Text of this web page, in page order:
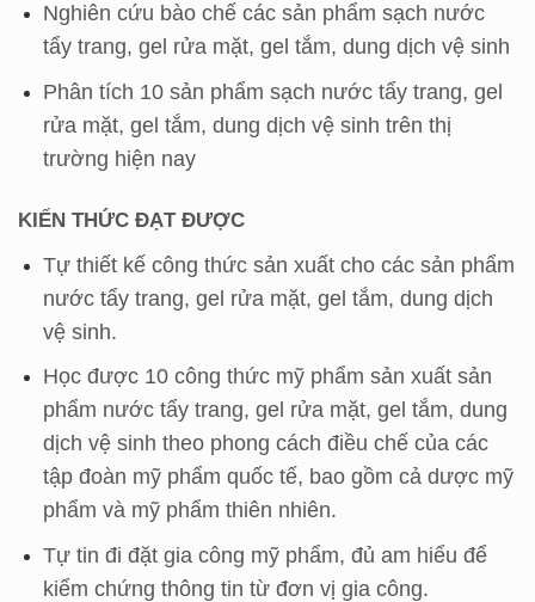
Nghiên cứu bào chế các sản phẩm sạch nước
tẩy trang, gel rửa mặt, gel tắm, dung dịch vệ sinh
Phân tích 10 sản phẩm sạch nước tẩy trang, gel
rửa mặt, gel tắm, dung dịch vệ sinh trên thị
trường hiện nay
KIẾN THỨC ĐẠT ĐƯỢC
Tự thiết kế công thức sản xuất cho các sản phẩm
nước tẩy trang, gel rửa mặt, gel tắm, dung dịch
vệ sinh.
Học được 10 công thức mỹ phẩm sản xuất sản
phẩm nước tẩy trang, gel rửa mặt, gel tắm, dung
dịch vệ sinh theo phong cách điều chế của các
tập đoàn mỹ phẩm quốc tế, bao gồm cả dược mỹ
phẩm và mỹ phẩm thiên nhiên.
Tự tin đi đặt gia công mỹ phẩm, đủ am hiểu để
kiểm chứng thông tin từ đơn vị gia công.